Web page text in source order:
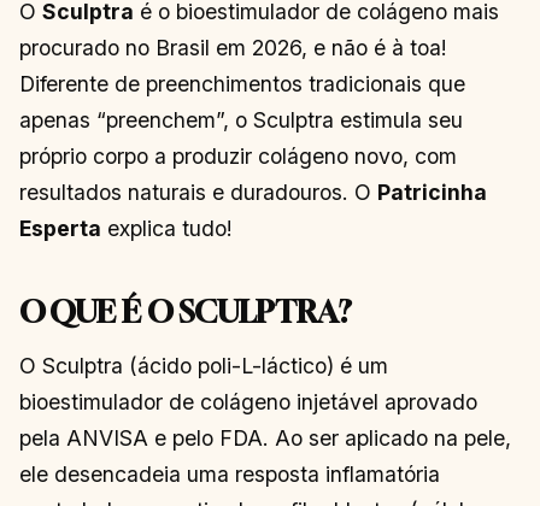
O Sculptra é o bioestimulador de colágeno mais
procurado no Brasil em 2026, e não é à toa!
Diferente de preenchimentos tradicionais que
apenas “preenchem”, o Sculptra estimula seu
próprio corpo a produzir colágeno novo, com
resultados naturais e duradouros. O Patricinha
Esperta explica tudo!
O QUE É O SCULPTRA?
O Sculptra (ácido poli-L-láctico) é um
bioestimulador de colágeno injetável aprovado
pela ANVISA e pelo FDA. Ao ser aplicado na pele,
ele desencadeia uma resposta inflamatória